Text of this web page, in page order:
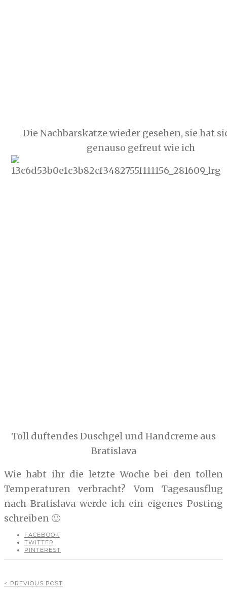
Die Nachbarskatze wieder gesehen, sie hat
genauso gefreut wie ich
Toll duftendes Duschgel und Handcreme aus
Bratislava
Wie habt ihr die letzte Woche bei den tollen
Temperaturen verbracht? Vom Tagesausflug
nach Bratislava werde ich ein eigenes Posting
schreiben 🙂
FACEBOOK
TWITTER
PINTEREST
< PREVIOUS POST